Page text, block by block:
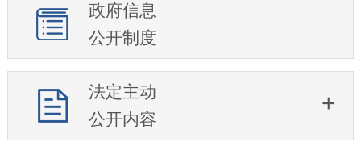
政府信息
公开制度
法定主动
公开内容